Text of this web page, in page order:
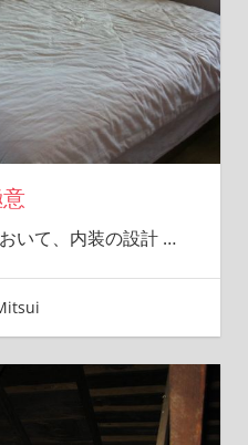
いて、内装の設計 …